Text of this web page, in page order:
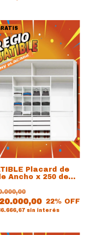
Placard de
Ancho x 250 de
22% OFF
sin interés